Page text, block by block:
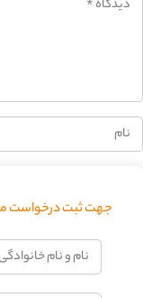
جهت ثبت درخواست
نام
و